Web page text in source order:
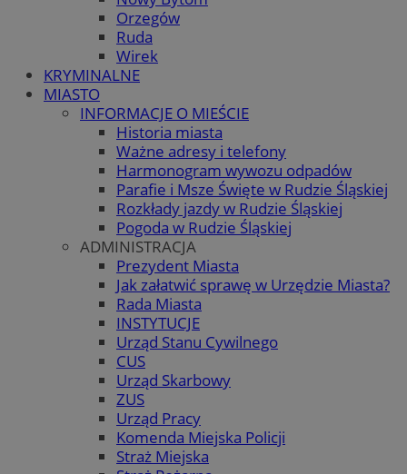
Orzegów
Ruda
Wirek
KRYMINALNE
MIASTO
INFORMACJE O MIEŚCIE
Historia miasta
Ważne adresy i telefony
Harmonogram wywozu odpadów
Parafie i Msze Święte w Rudzie Śląskiej
Rozkłady jazdy w Rudzie Śląskiej
Pogoda w Rudzie Śląskiej
ADMINISTRACJA
Prezydent Miasta
Jak załatwić sprawę w Urzędzie Miasta?
Rada Miasta
INSTYTUCJE
Urząd Stanu Cywilnego
CUS
Urząd Skarbowy
ZUS
Urząd Pracy
Komenda Miejska Policji
Straż Miejska